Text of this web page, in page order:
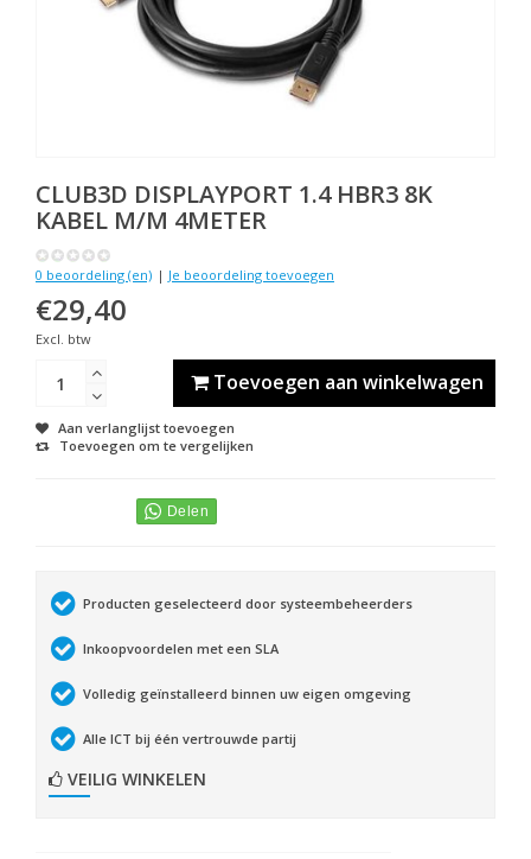
CLUB3D DISPLAYPORT 1.4 HBR3 8K
KABEL M/M 4METER
0 beoordeling (en) | Je beoordeling toevoegen
€29,40
Excl. btw
Toevoegen aan winkelwagen
Aan verlanglijst toevoegen
Toevoegen om te vergelijken
Producten geselecteerd door systeembeheerders
Inkoopvoordelen met een SLA
Volledig geïnstalleerd binnen uw eigen omgeving
Alle ICT bij één vertrouwde partij
VEILIG WINKELEN